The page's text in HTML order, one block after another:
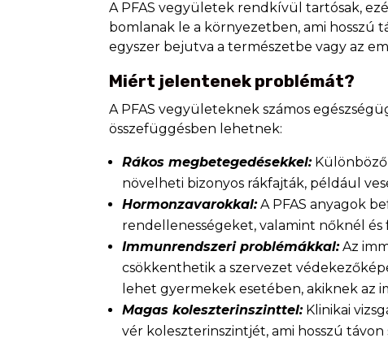
A PFAS vegyületek rendkívül tartósak,
bomlanak le a környezetben, ami hosszú
egyszer bejutva a természetbe vagy az
Miért jelentenek problémát?
A PFAS vegyületeknek számos
összefüggésben lehetnek:
Rákos megbetegedésekkel:Különböző
növelheti bizonyos rákfajták, például
Hormonzavarokkal:A PFAS anyagok
rendellenességeket, valamint nőknél
Immunrendszeri problémákkal:Az
csökkenthetik a szervezet
lehet gyermekek esetében, akiknek az
Magas koleszterinszinttel:Klinikai
vér koleszterinszintjét, ami hosszú